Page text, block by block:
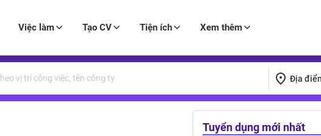
Việc làm Tạo CV Tiện ích Xem thêm
Địa
Tuyển dụng mới nhất